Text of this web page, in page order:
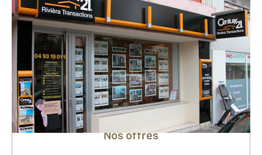
Nos spécialités
Vente
Gestion Locative
Location
Nos offres